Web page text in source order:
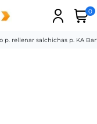
0
p. rellenar salchichas p. KA